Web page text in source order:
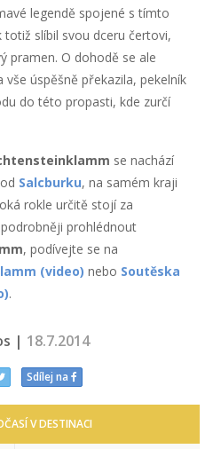
legendě spojené s tímto
totiž slíbil svou dceru čertovi,
pramen. O dohodě se ale
vše úspěšně překazila, pekelník
do této propasti, kde zurčí
se nachází
Salcburku, na samém kraji
rokle určitě stojí za
prohlédnout
, podívejte se na
(video) nebo Soutěska
.
| 18.7.2014
Sdílej na
V DESTINACI